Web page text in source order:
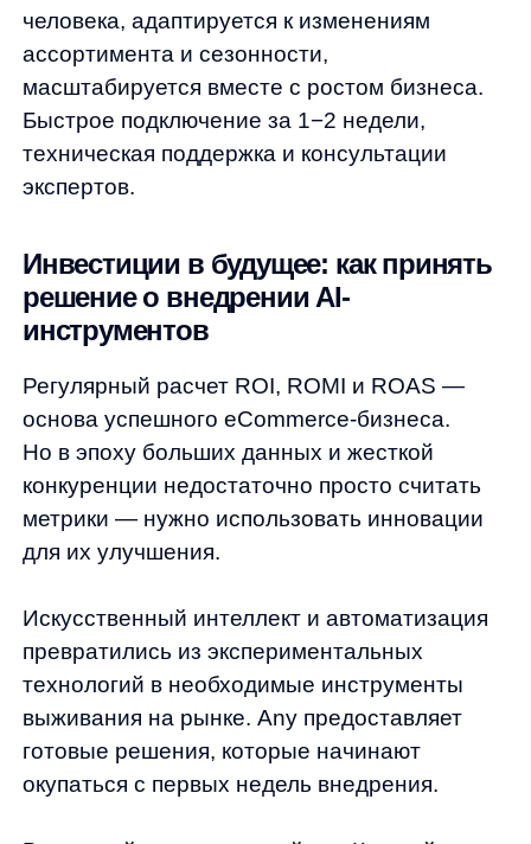
Увеличим продажи вашего
интернет-магазина
Я ознакомился с условиями Политики обработки персональных данных и даю согласие
на обработки моих персональных данных
Согласен на получениерассылки с новостями AI от Any
Продукты
anyQuery
anyRecs
anyReviews
Материалы
Блог
Документация
по интеграции
Контакты
any-hello@tbank.ru
support@diginetica.com
+7 (985) 674-48-98
Вакансии
Реквизиты
Лицензионный договор-оферта